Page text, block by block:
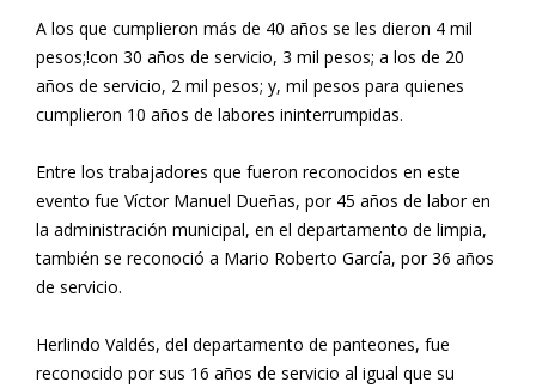
A los que cumplieron más de 40 años se les dieron 4 mil
pesos;!con 30 años de servicio, 3 mil pesos; a los de 20
años de servicio, 2 mil pesos; y, mil pesos para quienes
cumplieron 10 años de labores ininterrumpidas.
Entre los trabajadores que fueron reconocidos en este
evento fue Víctor Manuel Dueñas, por 45 años de labor en
la administración municipal, en el departamento de limpia,
también se reconoció a Mario Roberto García, por 36 años
de servicio.
Herlindo Valdés, del departamento de panteones, fue
reconocido por sus 16 años de servicio al igual que su